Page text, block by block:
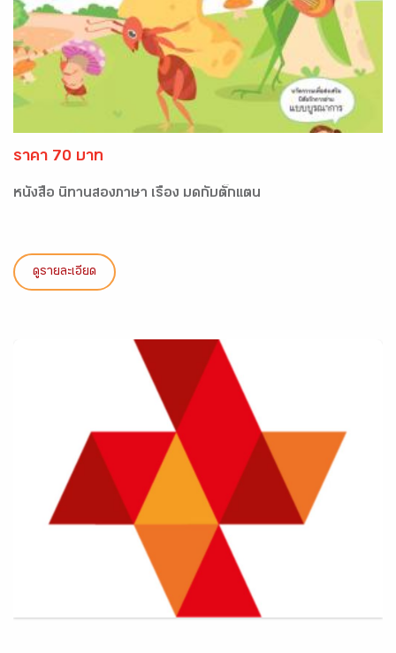
ราคา 70 บาท
หนังสือ นิทานสองภาษา เรื่อง มดกับตั๊กแตน
ดูรายละเอียด